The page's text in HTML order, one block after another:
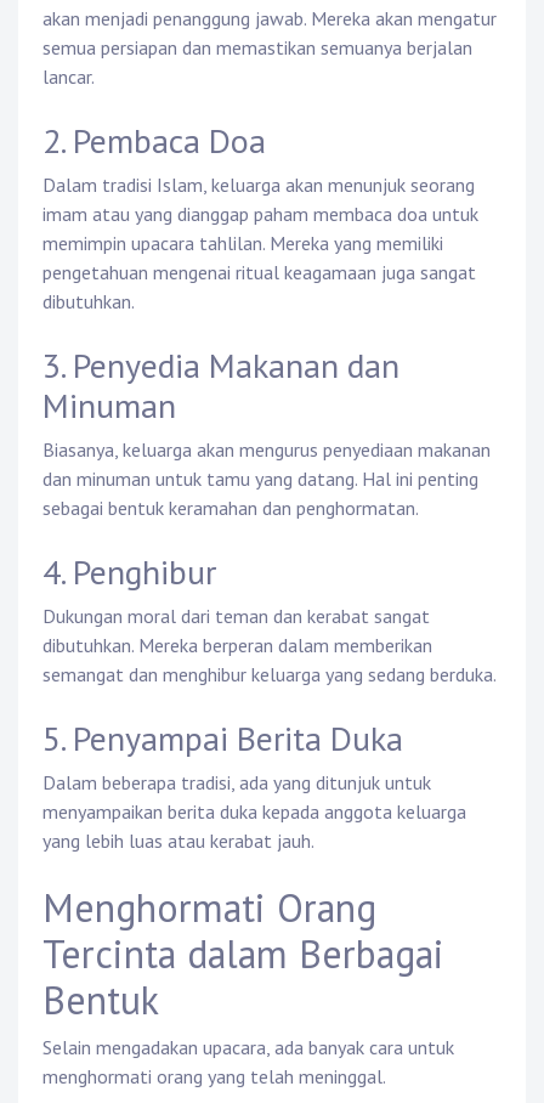
akan menjadi penanggung jawab. Mereka akan mengatur
semua persiapan dan memastikan semuanya berjalan
lancar.
2. Pembaca Doa
Dalam tradisi Islam, keluarga akan menunjuk seorang
imam atau yang dianggap paham membaca doa untuk
memimpin upacara tahlilan. Mereka yang memiliki
pengetahuan mengenai ritual keagamaan juga sangat
dibutuhkan.
3. Penyedia Makanan dan
Minuman
Biasanya, keluarga akan mengurus penyediaan makanan
dan minuman untuk tamu yang datang. Hal ini penting
sebagai bentuk keramahan dan penghormatan.
4. Penghibur
Dukungan moral dari teman dan kerabat sangat
dibutuhkan. Mereka berperan dalam memberikan
semangat dan menghibur keluarga yang sedang berduka.
5. Penyampai Berita Duka
Dalam beberapa tradisi, ada yang ditunjuk untuk
menyampaikan berita duka kepada anggota keluarga
yang lebih luas atau kerabat jauh.
Menghormati Orang
Tercinta dalam Berbagai
Bentuk
Selain mengadakan upacara, ada banyak cara untuk
menghormati orang yang telah meninggal.